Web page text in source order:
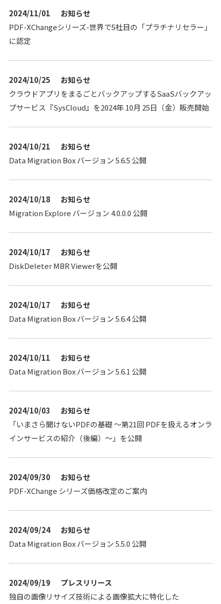
2024/11/01
お知らせ
PDF-XChangeシリーズ-世界で5社目の「プラチナリセラー」
に認定
2024/10/25
お知らせ
クラウドアプリをまるごとバックアップするSaaSバックアッ
プサービス『SysCloud』を2024年 10月 25日（金）販売開始
2024/10/21
お知らせ
Data Migration Box バージョン 5.6.5 公開
2024/10/18
お知らせ
Migration Explore バージョン 4.0.0.0 公開
2024/10/17
お知らせ
DiskDeleter MBR Viewerを公開
2024/10/17
お知らせ
Data Migration Box バージョン 5.6.4 公開
2024/10/11
お知らせ
Data Migration Box バージョン 5.6.1 公開
2024/10/03
お知らせ
「いまさら聞けないPDFの基礎 〜第21回 PDFを扱えるオンラ
インサービスの紹介（後編）〜」を公開
2024/09/30
お知らせ
PDF-XChange シリーズ価格改定のご案内
2024/09/24
お知らせ
Data Migration Box バージョン 5.5.0 公開
2024/09/19
プレスリリース
独自の画像リサイズ技術による画像拡大に特化した